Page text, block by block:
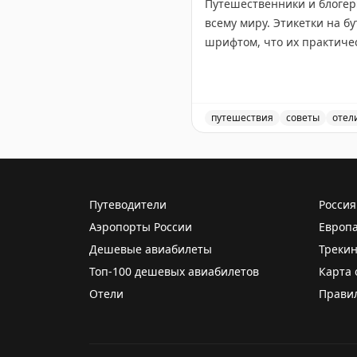
Путешественники и
всему миру. Этикетки на
шрифтом, что их
какая бутылка для чего
шампуня или наоборот.
путешественникам
Gary Leff View from the
путешествия советы
Путеводители Россия
Аэропорты России
Европа
Дешевые авиабилеты
Топ-100 дешевых авиабилетов
Карта
Отели